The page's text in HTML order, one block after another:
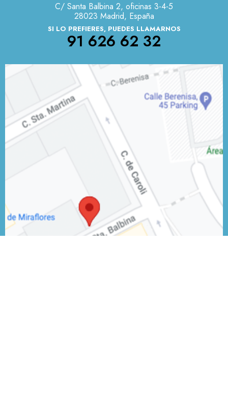
C/ Santa Balbina 2, oficinas 3-4-5
28023 Madrid, España
SI LO PREFIERES, PUEDES LLAMARNOS
91 626 62 32